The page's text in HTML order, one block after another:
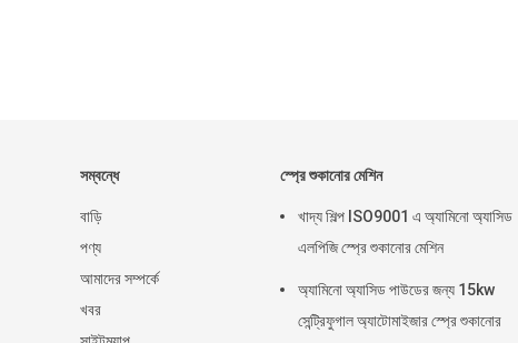
সম্বন্ধে
বাড়ি
পণ্য
আমাদের সম্পর্কে
খবর
স্প্রে শুকানোর মেশিন
খাদ্য শিল্প ISO9001 এ অ্যামিনো অ্যাসিড
এলপিজি স্প্রে শুকানোর মেশিন
অ্যামিনো অ্যাসিড পাউডের জন্য 15kw
সেন্ট্রিফুগাল অ্যাটোমাইজার স্প্রে শুকানোর